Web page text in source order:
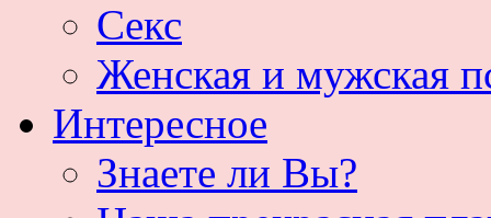
Секс
Женская и мужская
Интересное
Знаете ли Вы?